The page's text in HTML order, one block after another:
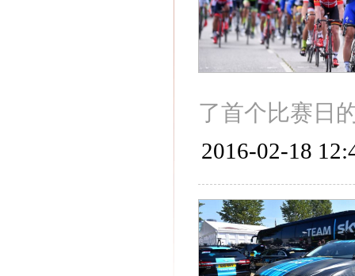
了首个比赛日
2016-02-18